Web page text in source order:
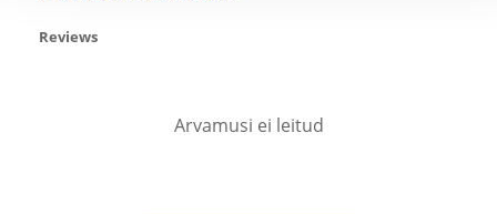
Reviews
Arvamusi ei leitud